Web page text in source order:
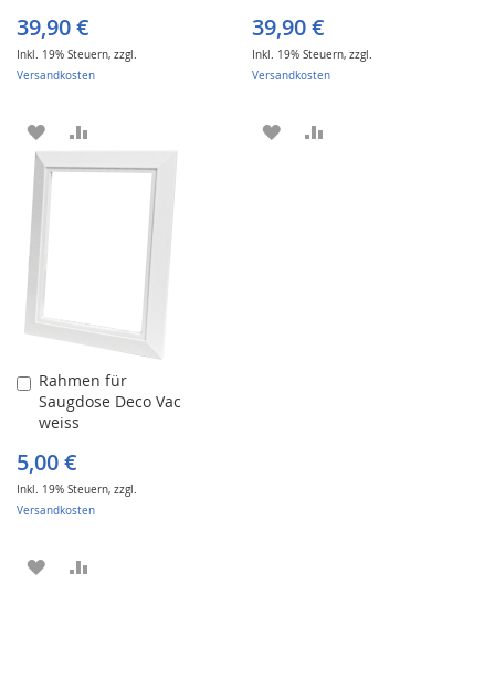
39,90 €
Inkl. 19% Steuern, zzgl.
Versandkosten
ZUR
WUNSCHLISTE
VERGLEICHSLISTE
39,90 €
Inkl. 19% Steuern,zzgl.
Versandkosten
ZUR
Rahmen für
Saugdose Deco Vac
weiss
5,00 €
Inkl. 19% Steuern, zzgl.
Versandkosten
In
den
Warenkorb
ZUR